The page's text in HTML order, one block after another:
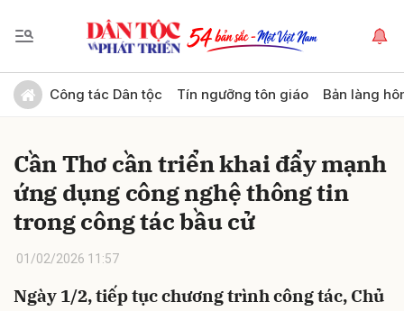
Công tác Dân tộc Tín ngưỡng tôn giáo Bản làng
Cần Thơ cần triển khai đẩy mạnh
ứng dụng công nghệ thông tin
trong công tác bầu cử
01/02/2026 11:57
Ngày 1/2, tiếp tục chương trình công tác, Chủ
Gửi bình luận